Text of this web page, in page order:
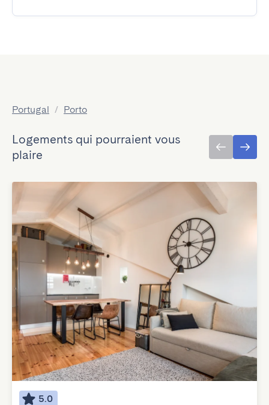
Portugal / Porto
Logements qui pourraient vous
plaire
5.0